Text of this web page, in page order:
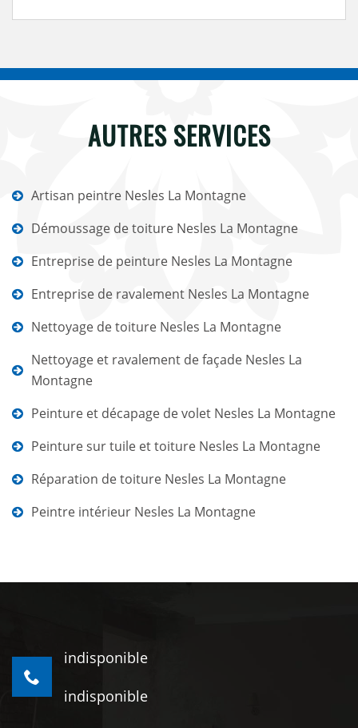
AUTRES SERVICES
Artisan peintre Nesles La Montagne
Démoussage de toiture Nesles La Montagne
Entreprise de peinture Nesles La Montagne
Entreprise de ravalement Nesles La Montagne
Nettoyage de toiture Nesles La Montagne
Nettoyage et ravalement de façade Nesles La
Montagne
Peinture et décapage de volet Nesles La Montagne
Peinture sur tuile et toiture Nesles La Montagne
Réparation de toiture Nesles La Montagne
Peintre intérieur Nesles La Montagne
indisponible
indisponible